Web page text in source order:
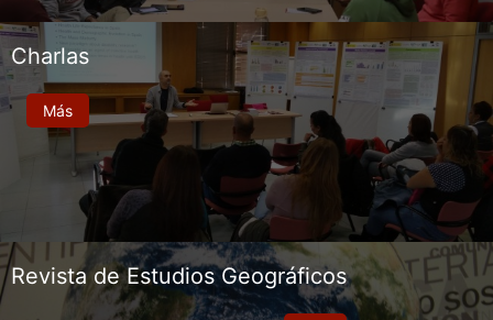
Charlas
Más
Revista de Estudios Geográficos